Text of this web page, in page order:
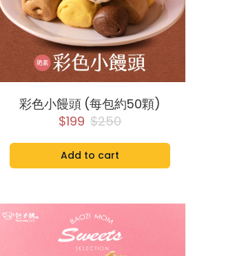
彩色小饅頭 (每包約50顆)
$199 $250
Add to cart